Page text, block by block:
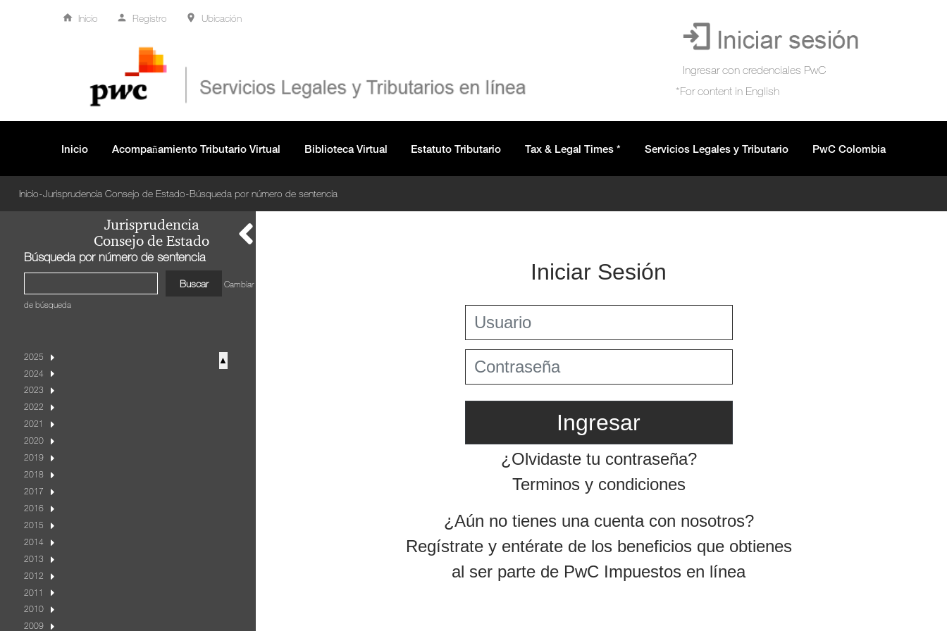
Inicio Registro Ubicación
Inicio Acompañamiento Tributario Virtual Biblioteca Virtual Estatuto Tributario Tax & Legal Times * Servicios Legales y Tributario PwC Colombia
Inicio-Jurisprudencia Consejo de Estado-Búsqueda por número de sentencia
▲
Jurisprudencia
Consejo de Estado
Búsqueda por número de sentencia
Cambiar criterio
de búsqueda
2025
2024
2023
2022
2021
2020
2019
2018
2017
2016
2015
2014
2013
2012
2011
2010
2009